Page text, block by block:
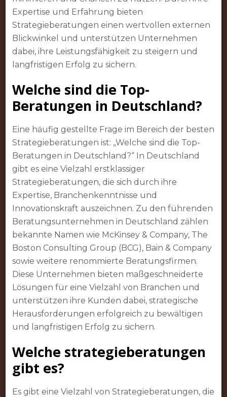
Expertise und Erfahrung bieten
Strategieberatungen einen wertvollen externen
Blickwinkel und unterstützen Unternehmen
dabei, ihre Leistungsfähigkeit zu steigern und
langfristigen Erfolg zu sichern.
Welche sind die Top-
Beratungen in Deutschland?
Eine häufig gestellte Frage im Bereich der besten
Strategieberatungen ist: „Welche sind die Top-
Beratungen in Deutschland?“ In Deutschland
gibt es eine Vielzahl erstklassiger
Strategieberatungen, die sich durch ihre
Expertise, Branchenkenntnisse und
Innovationskraft auszeichnen. Zu den führenden
Beratungsunternehmen in Deutschland zählen
bekannte Namen wie McKinsey & Company, The
Boston Consulting Group (BCG), Bain & Company
sowie weitere renommierte Beratungsfirmen.
Diese Unternehmen bieten maßgeschneiderte
Lösungen für eine Vielzahl von Branchen und
unterstützen ihre Kunden dabei, strategische
Herausforderungen erfolgreich zu bewältigen
und langfristigen Erfolg zu sichern.
Welche strategieberatungen
gibt es?
Es gibt eine Vielzahl von Strategieberatungen, die